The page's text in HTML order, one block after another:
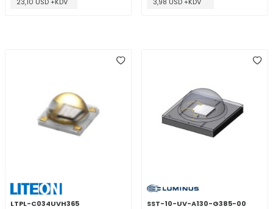
LTPL-C034UVH365 SST-10-UV-A130-G385-00